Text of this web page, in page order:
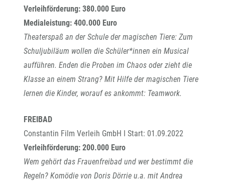
Verleihförderung: 380.000 Euro
Medialeistung: 400.000 Euro
Theaterspaß an der Schule der magischen Tiere: Zum
Schuljubiläum wollen die Schüler*innen ein Musical
aufführen. Enden die Proben im Chaos oder zieht die
Klasse an einem Strang? Mit Hilfe der magischen Tiere
lernen die Kinder, worauf es ankommt: Teamwork.
FREIBAD
Constantin Film Verleih GmbH I Start: 01.09.2022
Verleihförderung: 200.000 Euro
Wem gehört das Frauenfreibad und wer bestimmt die
Regeln? Komödie von Doris Dörrie u.a. mit Andrea